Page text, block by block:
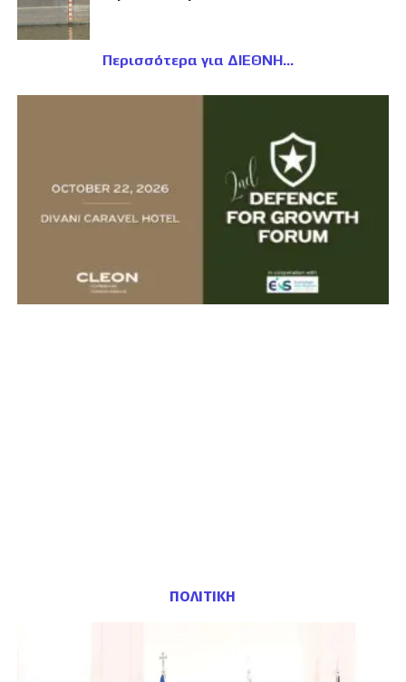
Περισσότερα για ΔΙΕΘΝΗ
ΠΟΛΙΤΙΚΗ